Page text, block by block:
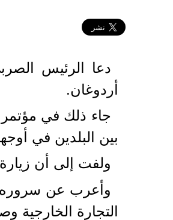
دعا الرئيس
أردوغان.
جاء ذلك في مؤتمر
بين البلدين في
ولفت إلى أن
وأعرب عن سروره
التجارة الخارجية وصل إلى 2.5